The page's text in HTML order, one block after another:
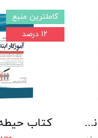
کاملترین منبع
۱۲ درصد
کتاب استخدامی بانک های خصوصی و دولتی (بانکدار) 1404 انتشارات آراه